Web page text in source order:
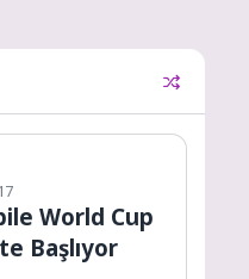
World Cup
Başlıyor